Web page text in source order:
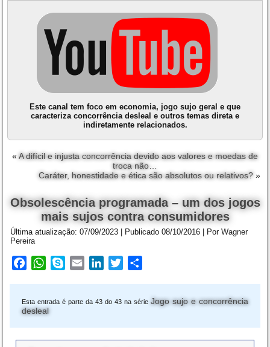
Este canal tem foco em economia, jogo sujo geral e que
caracteriza concorrência desleal e outros temas direta e
indiretamente relacionados.
« A difícil e injusta concorrência devido aos valores e moedas de
troca não…
Caráter, honestidade e ética são absolutos ou relativos?»
Obsolescência programada – um dos jogos
mais sujos contra consumidores
Última atualização: 07/09/2023 Publicado 08/10/2016 Por Wagner
Pereira
FacebookWhatsApp
Skype Email LinkedInTwitter
Esta entrada é parte da 43 do 43 na série Jogo sujo e concorrência
desleal